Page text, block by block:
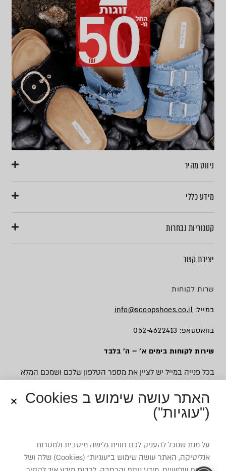
ניווט מהיר
מידע כללי
קטגוריות נבחרות
יצירת קשר
שרות לקוחות
במייל: info@scoopshoes.co.il
בוואטסאפ: 052-4622413
שירות לקוחות בימים א׳ – ה׳ בלבד
בכל פנייה במייל יש לציין את מספר הטלפון שלכם ושמכם המלא
האתר עושה שימוש ב Cookies
("עוגיות")
על מנת שנוכל להעניק לכם חווית גלישה מיטבית ולמטרות
אנליטיקה, האתר עושה שימוש ב”עוגיות” (Cookies) שלה ושל